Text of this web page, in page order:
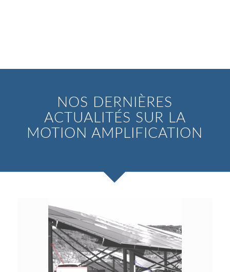
NOS DERNIÈRES
ACTUALITÉS SUR LA
MOTION AMPLIFICATION
Suivant